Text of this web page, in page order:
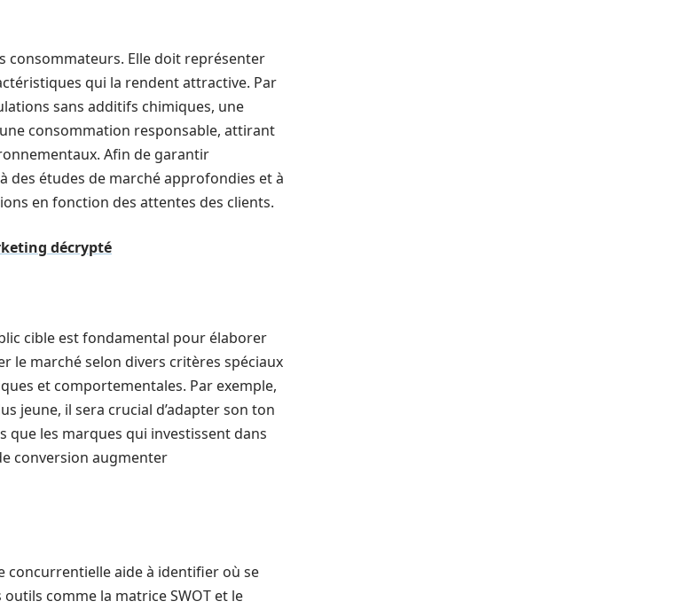
consommateurs. Elle doit représenter
qui la rendent attractive. Par
sans additifs chimiques, une
consommation responsable, attirant
Afin de garantir
des études de marché approfondies et à
en fonction des attentes des clients.
décrypté
cible est fondamental pour élaborer
le marché selon divers critères spéciaux
et comportementales. Par exemple,
jeune, il sera crucial d’adapter son ton
que les marques qui investissent dans
conversion augmenter
concurrentielle aide à identifier où se
comme la matrice SWOT et le